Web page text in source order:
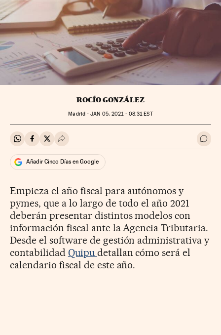
ROCÍO GONZÁLEZ
Madrid -JAN 05, 2021 - 08:31EST
Compartir en Whatsapp
Compartir en Facebook
Compartir en Twitter
Desplegar Redes Sociales Ir a
Añadir Cinco Días en Google
Empieza el año fiscal para autónomos y
pymes, que a lo largo de todo el año 2021
deberán presentar distintos modelos con
información fiscal ante la Agencia Tributaria.
Desde el software de gestión administrativa y
contabilidad Quipu detallan cómo será el
calendario fiscal de este año.